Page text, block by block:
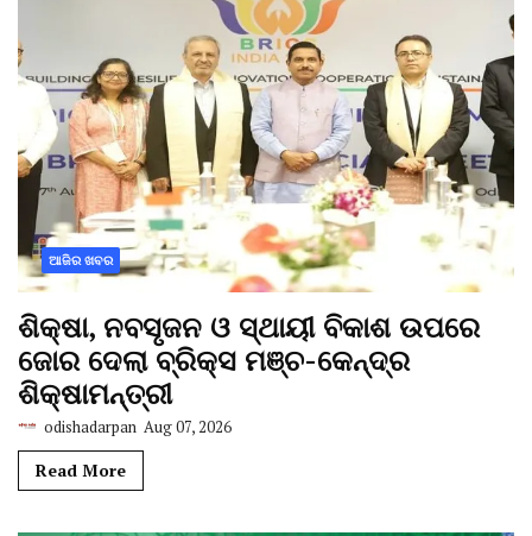
ଆଜିର ଖବର
ଶିକ୍ଷା, ନବସୃଜନ ଓ ସ୍ଥାୟୀ ବିକାଶ ଉପରେ
ଜୋର ଦେଲା ବ୍ରିକ୍ସ ମଞ୍ଚ-କେନ୍ଦ୍ର
ଶିକ୍ଷାମନ୍ତ୍ରୀ
odishadarpan Aug 07, 2026
Read More